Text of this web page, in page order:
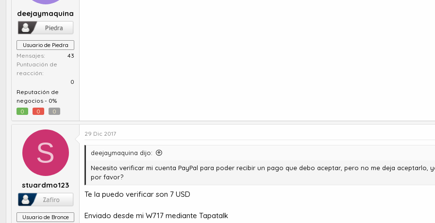
deejaymaquina
Usuario de Piedra
Mensajes
43
Puntuación de
reacción
0
Reputación de
negocios - 0%
0
0 0
S
stuardmo123
Usuario de Bronce
29 Dic 2017
deejaymaquina dijo:
Necesito verificar mi cuenta PayPal para poder recibir un pago que debo aceptar, pero no me deja aceptarlo,
por favor?
Te la puedo verificar son 7 USD
Enviado desde mi W717 mediante Tapatalk